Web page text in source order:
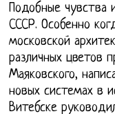
Подобные чувства
СССР. Особенно
московской
различных цветов
Маяковского,
новых системах в
Витебске